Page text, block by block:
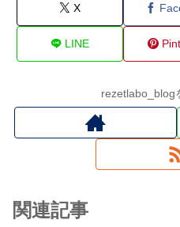
X
LINE
rezetlabo_blog
関連記事